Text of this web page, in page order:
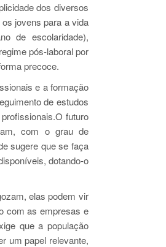
dos diversos
jovens para a vida
de escolaridade),
pós-laboral por
precoce.
e a formação
de estudos
futuro
com o grau de
sugere que se faça
dotando-o
elas podem vir
com as empresas e
que a população
um papel relevante,